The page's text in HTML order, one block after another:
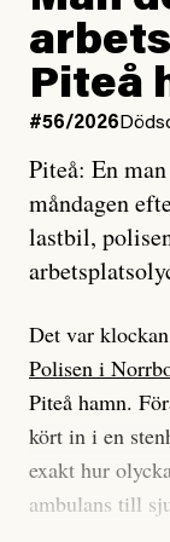
Vad betyder
tidning?
Vad är bra
Ett försök till
för Kuhn och
som
roll.
Vi skriver för
överraskade,
att vi granskar
Vi är som sagt
Det betyder en
Jag lärde mig
enligt uråldrig
och lade min
på att laga en
Jag sökte
efter det som
och aldrig såg
när jag ombord
Piteå
#56/2026
Piteå: En
måndagen
lastbil,
Det var
Polisen i
Piteå hamn.
kört in i en
exakt hur
ambulans till